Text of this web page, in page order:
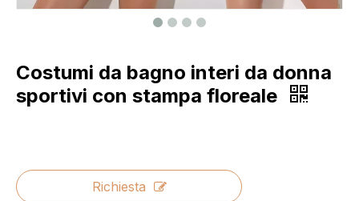
Costumi da bagno interi da donna
sportivi con stampa floreale
Richiesta